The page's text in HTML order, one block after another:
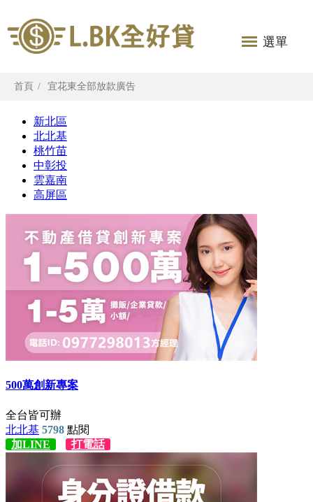
選單
首頁 宜花東全部放款廣告